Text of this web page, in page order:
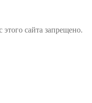
сайта запрещено.